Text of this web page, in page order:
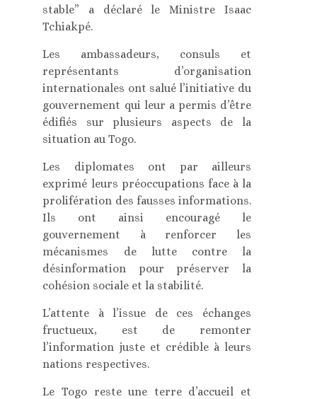
stable” a déclaré le Ministre Isaac
Tchiakpé.
Les ambassadeurs, consuls et
représentants d’organisation
internationales ont salué l’initiative du
gouvernement qui leur a permis d’être
édifiés sur plusieurs aspects de la
situation au Togo.
Les diplomates ont par ailleurs
exprimé leurs préoccupations face à la
prolifération des fausses informations.
Ils ont ainsi encouragé le
gouvernement à renforcer les
mécanismes de lutte contre la
désinformation pour préserver la
cohésion sociale et la stabilité.
L’attente à l’issue de ces échanges
fructueux, est de remonter
l’information juste et crédible à leurs
nations respectives.
Le Togo reste une terre d’accueil et